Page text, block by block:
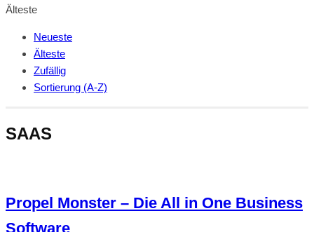
Älteste
Neueste
Älteste
Zufällig
Sortierung (A-Z)
SAAS
Propel Monster – Die All in One Business
Software